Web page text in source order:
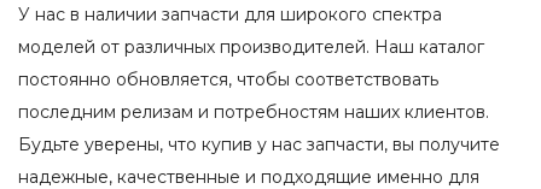
У нас в наличии запчасти для широкого спектра
моделей от различных производителей. Наш каталог
постоянно обновляется, чтобы соответствовать
последним релизам и потребностям наших клиентов.
Будьте уверены, что купив у нас запчасти, вы получите
надежные, качественные и подходящие именно для